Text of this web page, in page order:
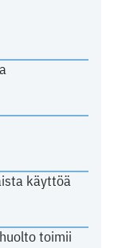
käyttöä
toimii